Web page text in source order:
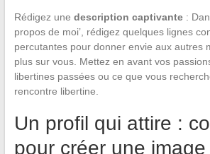
Rédigez une description captivante:
propos de moi’, rédigez quelques lignes
percutantes pour donner envie aux autres
plus sur vous. Mettez en avant vos
libertines passées ou ce que vous
rencontre libertine.
Un profil qui attire :
pour créer une image